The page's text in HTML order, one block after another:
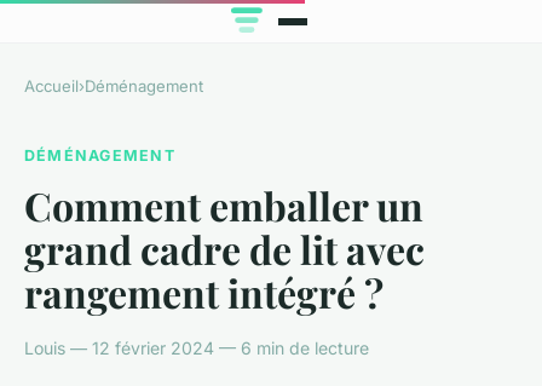
Accueil›Déménagement
DÉMÉNAGEMENT
Comment emballer un
grand cadre de lit avec
rangement intégré ?
Louis — 12 février 2024 — 6 min de lecture